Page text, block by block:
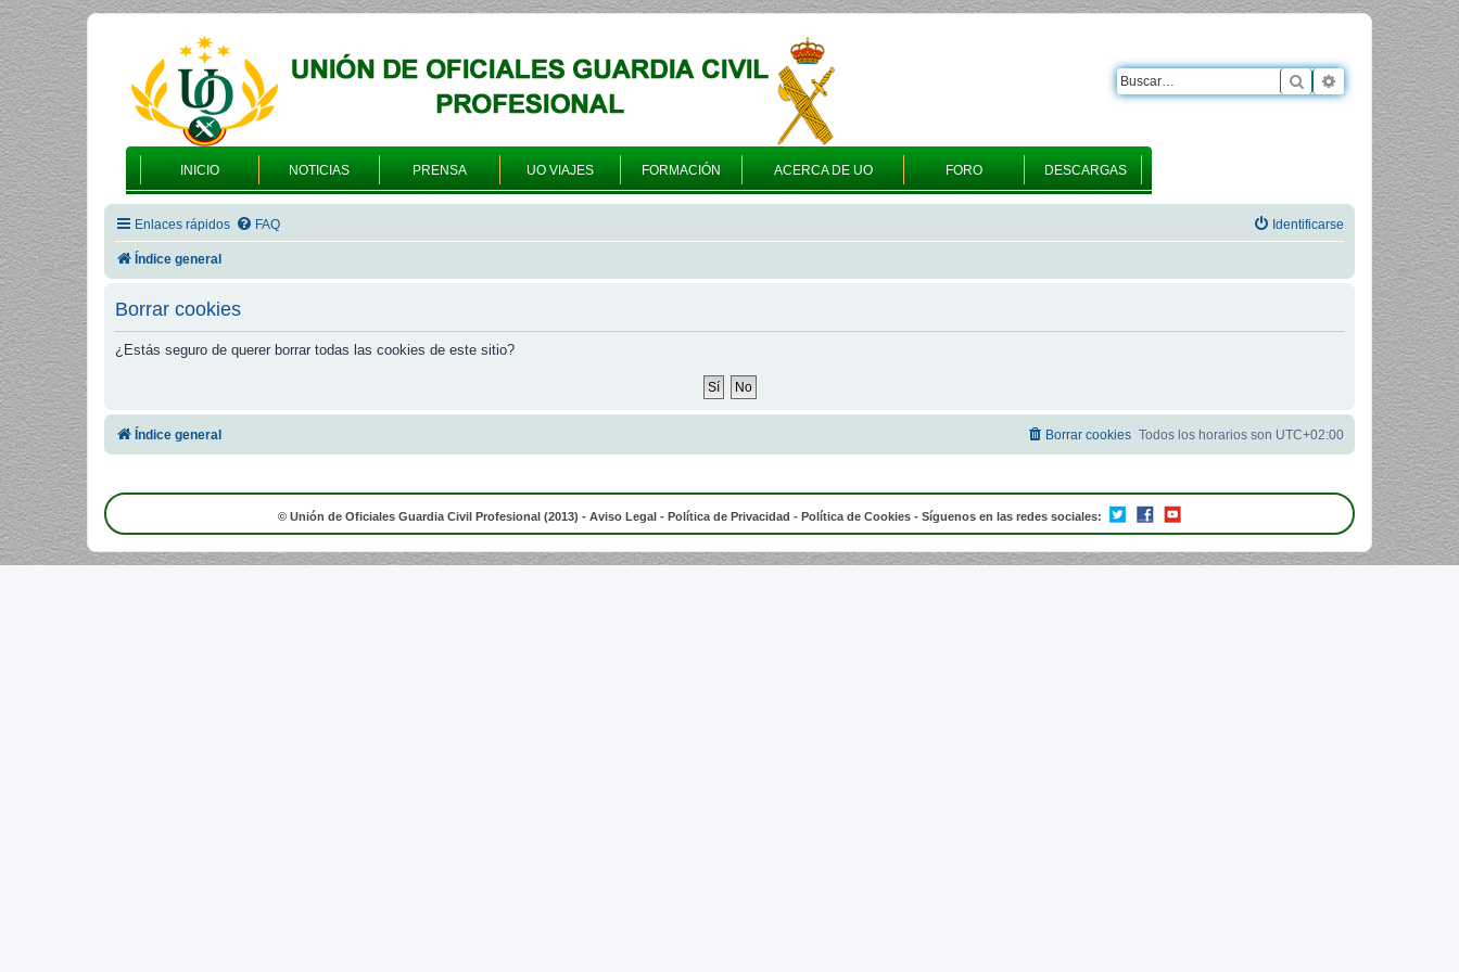
INICIO NOTICIAS PRENSA UO VIAJES FORMACIÓN ACERCA DE UO FORO DESCARGAS
Buscar Búsqueda
Enlaces rápidos FAQ Identificarse
Índice general
Borrar cookies
¿Estás seguro de querer borrar todas las cookies de este sitio?
Índice general Todos los horarios son UTC+02:00
Borrar cookies
© Unión de Oficiales Guardia Civil Profesional (2013) - Aviso Legal - Política de Privacidad - Política de Cookies - Síguenos en las redes sociales: